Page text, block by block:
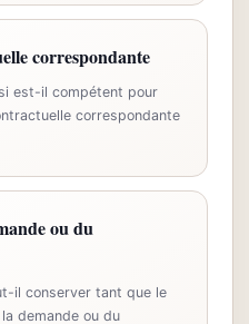
correspondante
est-il compétent pour
correspondante
ou du
il conserver tant que le
demande ou du